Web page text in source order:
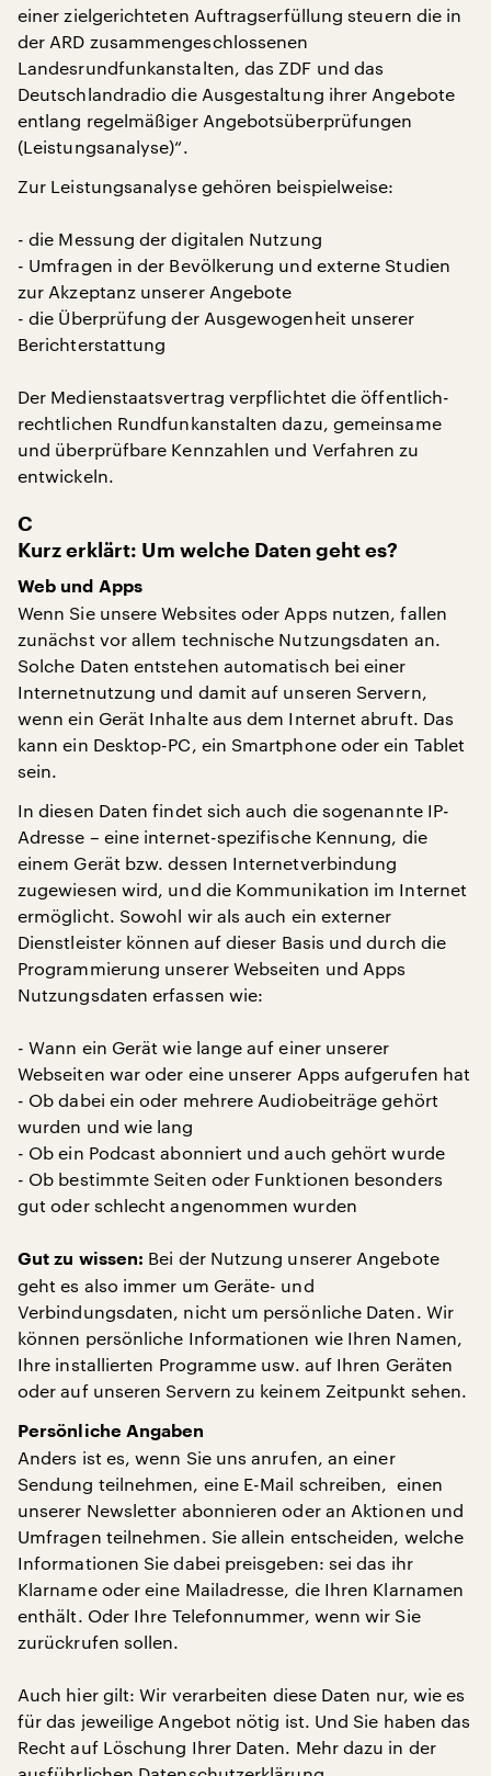
einer zielgerichteten Auftragserfüllung steuern die in
der ARD zusammengeschlossenen
Landesrundfunkanstalten, das ZDF und das
Deutschlandradio die Ausgestaltung ihrer Angebote
entlang regelmäßiger Angebotsüberprüfungen
(Leistungsanalyse)“.
Zur Leistungsanalyse gehören beispielweise:
- die Messung der digitalen Nutzung
- Umfragen in der Bevölkerung und externe Studien
zur Akzeptanz unserer Angebote
- die Überprüfung der Ausgewogenheit unserer
Berichterstattung
Der Medienstaatsvertrag verpflichtet die öffentlich-
rechtlichen Rundfunkanstalten dazu, gemeinsame
und überprüfbare Kennzahlen und Verfahren zu
entwickeln.
C
Kurz erklärt: Um welche Daten geht es?
Web und Apps
Wenn Sie unsere Websites oder Apps nutzen, fallen
zunächst vor allem technische Nutzungsdaten an.
Solche Daten entstehen automatisch bei einer
Internetnutzung und damit auf unseren Servern,
wenn ein Gerät Inhalte aus dem Internet abruft. Das
kann ein Desktop-PC, ein Smartphone oder ein Tablet
sein.
In diesen Daten findet sich auch die sogenannte IP-
Adresse – eine internet-spezifische Kennung, die
einem Gerät bzw. dessen Internetverbindung
zugewiesen wird, und die Kommunikation im Internet
ermöglicht. Sowohl wir als auch ein externer
Dienstleister können auf dieser Basis und durch die
Programmierung unserer Webseiten und Apps
Nutzungsdaten erfassen wie:
- Wann ein Gerät wie lange auf einer unserer
Webseiten war oder eine unserer Apps aufgerufen hat
- Ob dabei ein oder mehrere Audiobeiträge gehört
wurden und wie lang
- Ob ein Podcast abonniert und auch gehört wurde
- Ob bestimmte Seiten oder Funktionen besonders
gut oder schlecht angenommen wurden
Gut zu wissen: Bei der Nutzung unserer Angebote
geht es also immer um Geräte- und
Verbindungsdaten, nicht um persönliche Daten. Wir
können persönliche Informationen wie Ihren Namen,
Ihre installierten Programme usw. auf Ihren Geräten
oder auf unseren Servern zu keinem Zeitpunkt sehen.
Persönliche Angaben
Anders ist es, wenn Sie uns anrufen, an einer
Sendung teilnehmen, eine E-Mail schreiben, einen
unserer Newsletter abonnieren oder an Aktionen und
Umfragen teilnehmen. Sie allein entscheiden, welche
Informationen Sie dabei preisgeben: sei das ihr
Klarname oder eine Mailadresse, die Ihren Klarnamen
enthält. Oder Ihre Telefonnummer, wenn wir Sie
zurückrufen sollen.
Auch hier gilt: Wir verarbeiten diese Daten nur, wie es
für das jeweilige Angebot nötig ist. Und Sie haben das
Recht auf Löschung Ihrer Daten. Mehr dazu in der